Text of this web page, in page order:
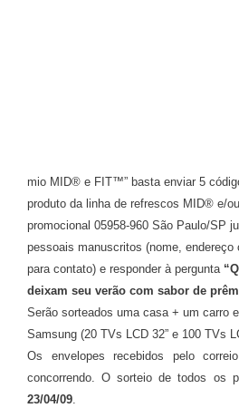
mio MID® e FIT™” basta enviar 5
produto da linha de refrescos MID® e/
promocional 05958-960 São Paulo/SP
pessoais manuscritos (nome,
para contato) e responder à pergunta
deixam seu verão com sabor de
Serão sorteados uma casa + um carro
Samsung (20 TVs LCD 32” e 100 TVs
Os envelopes recebidos pelo
concorrendo. O sorteio de todos os
23/04/09.